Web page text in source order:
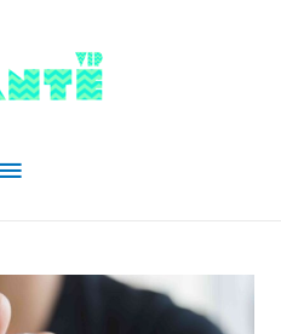
Menu